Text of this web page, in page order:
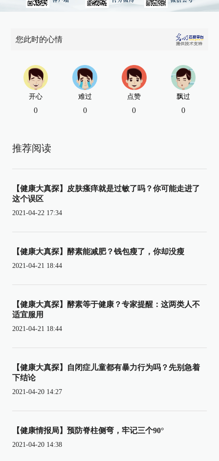
您此时的心情
开心
0
难过
0
点赞
0
飘过
0
推荐阅读
【健康大真探】皮肤瘙痒就是过敏了吗？你可能走进了
这个误区
2021-04-22 17:34
【健康大真探】酵素能减肥？钱包瘦了，你却没瘦
2021-04-21 18:44
【健康大真探】酵素等于健康？专家提醒：这两类人不
适宜服用
2021-04-21 18:44
【健康大真探】自闭症儿童都有暴力行为吗？先别急着
下结论
2021-04-20 14:27
【健康情报局】预防脊柱侧弯，牢记三个90°
2021-04-20 14:38